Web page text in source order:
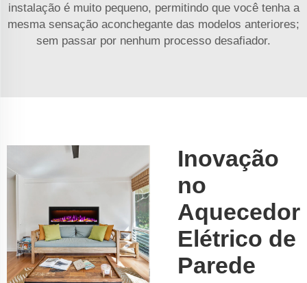
instalação é muito pequeno, permitindo que você tenha a
mesma sensação aconchegante das modelos anteriores;
sem passar por nenhum processo desafiador.
Inovação
no
Aquecedor
Elétrico de
Parede